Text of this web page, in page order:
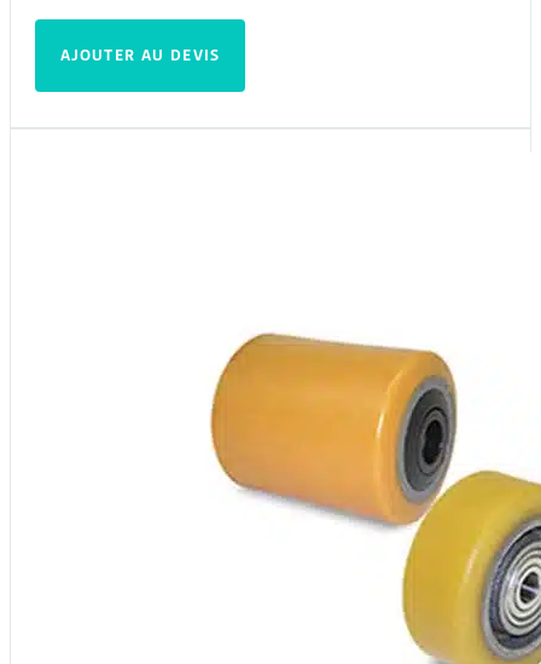
AJOUTER AU DEVIS